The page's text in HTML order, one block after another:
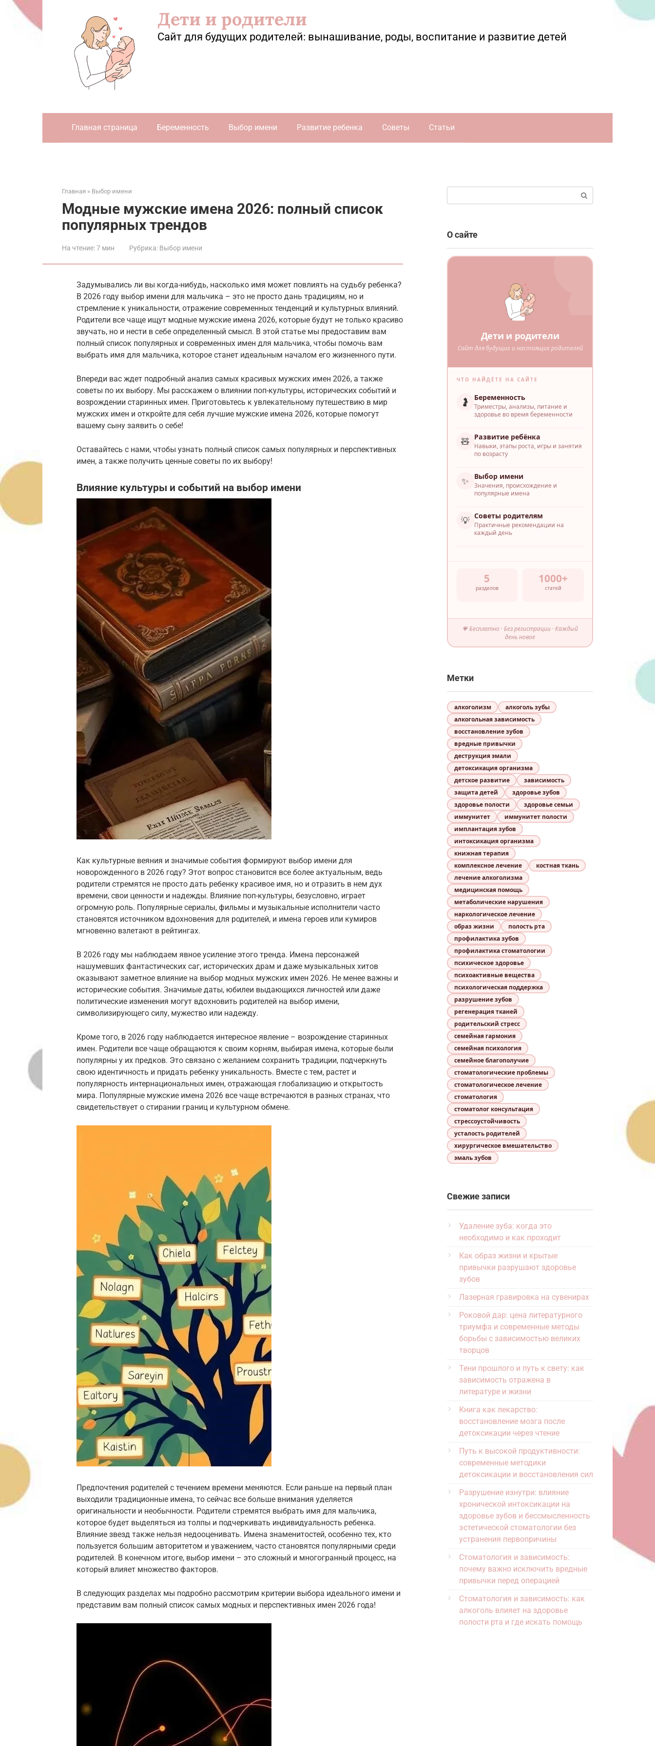
Перейти
Дети и родители
Сайт для будущих родителей: вынашивание, роды, воспитание и развитие детей
Главная страница Беременность Выбор имени Развитие ребенка Советы Статьи
Главная » Выбор имени
Модные мужские имена 2026: полный список
популярных трендов
На чтение:7 мин Рубрика: Выбор имени
Задумывались ли вы когда-нибудь, насколько имя может повлиять на судьбу ребенка?
В 2026 году выбор имени для мальчика – это не просто дань традициям, но и
стремление к уникальности, отражение современных тенденций и культурных влияний.
Родители все чаще ищут модные мужские имена 2026, которые будут не только красиво
звучать, но и нести в себе определенный смысл. В этой статье мы предоставим вам
полный список популярных и современных имен для мальчика, чтобы помочь вам
выбрать имя для мальчика, которое станет идеальным началом его жизненного пути.
Впереди вас ждет подробный анализ самых красивых мужских имен 2026, а также
советы по их выбору. Мы расскажем о влиянии поп-культуры, исторических событий и
возрождении старинных имен. Приготовьтесь к увлекательному путешествию в мир
мужских имен и откройте для себя лучшие мужские имена 2026, которые помогут
вашему сыну заявить о себе!
Оставайтесь с нами, чтобы узнать полный список самых популярных и перспективных
имен, а также получить ценные советы по их выбору!
Влияние культуры и событий на выбор имени
Как культурные веяния и значимые события формируют выбор имени для
новорожденного в 2026 году? Этот вопрос становится все более актуальным, ведь
родители стремятся не просто дать ребенку красивое имя, но и отразить в нем дух
времени, свои ценности и надежды. Влияние поп-культуры, безусловно, играет
огромную роль. Популярные сериалы, фильмы и музыкальные исполнители часто
становятся источником вдохновения для родителей, и имена героев или кумиров
мгновенно взлетают в рейтингах.
В 2026 году мы наблюдаем явное усиление этого тренда. Имена персонажей
нашумевших фантастических саг, исторических драм и даже музыкальных хитов
оказывают заметное влияние на выбор модных мужских имен 2026. Не менее важны и
исторические события. Значимые даты, юбилеи выдающихся личностей или даже
политические изменения могут вдохновить родителей на выбор имени,
символизирующего силу, мужество или надежду.
Кроме того, в 2026 году наблюдается интересное явление – возрождение старинных
имен. Родители все чаще обращаются к своим корням, выбирая имена, которые были
популярны у их предков. Это связано с желанием сохранить традиции, подчеркнуть
свою идентичность и придать ребенку уникальность. Вместе с тем, растет и
популярность интернациональных имен, отражающая глобализацию и открытость
мира. Популярные мужские имена 2026 все чаще встречаются в разных странах, что
свидетельствует о стирании границ и культурном обмене.
Предпочтения родителей с течением времени меняются. Если раньше на первый план
выходили традиционные имена, то сейчас все больше внимания уделяется
оригинальности и необычности. Родители стремятся выбрать имя для мальчика,
которое будет выделяться из толпы и подчеркивать индивидуальность ребенка.
Влияние звезд также нельзя недооценивать. Имена знаменитостей, особенно тех, кто
пользуется большим авторитетом и уважением, часто становятся популярными среди
родителей. В конечном итоге, выбор имени – это сложный и многогранный процесс, на
который влияет множество факторов.
В следующих разделах мы подробно рассмотрим критерии выбора идеального имени и
представим вам полный список самых модных и перспективных имен 2026 года!
О сайте
Дети и родители
Сайт для будущих и настоящих родителей
ЧТО НАЙДЁТЕ НА САЙТЕ
🤰 Беременность
Триместры, анализы, питание и
здоровье во время беременности
🧸 Развитие ребёнка
Навыки, этапы роста, игры и занятия
по возрасту
✨ Выбор имени
Значения, происхождение и
популярные имена
💡 Советы родителям
Практичные рекомендации на
каждый день
5
разделов
1000+
статей
💗 Бесплатно · Без регистрации · Каждый
день новое
Метки
алкоголизм
алкоголь зубы
алкогольная зависимость
восстановление зубов
вредные привычки
деструкция эмали
детоксикация организма
детское развитие
зависимость
защита детей
здоровье зубов
здоровье полости
здоровье семьи
иммунитет
иммунитет полости
имплантация зубов
интоксикация организма
книжная терапия
комплексное лечение
костная ткань
лечение алкоголизма
медицинская помощь
метаболические нарушения
наркологическое лечение
образ жизни
полость рта
профилактика зубов
профилактика стоматологии
психическое здоровье
психоактивные вещества
психологическая поддержка
разрушение зубов
регенерация тканей
родительский стресс
семейная гармония
семейная психология
семейное благополучие
стоматологические проблемы
стоматологическое лечение
стоматология
стоматолог консультация
стрессоустойчивость
усталость родителей
хирургическое вмешательство
эмаль зубов
Свежие записи
Удаление зуба: когда это
необходимо и как проходит
Как образ жизни и крытые
привычки разрушают здоровье
зубов
Лазерная гравировка на сувенирах
Роковой дар: цена литературного
триумфа и современные методы
борьбы с зависимостью великих
творцов
Тени прошлого и путь к свету: как
зависимость отражена в
литературе и жизни
Книга как лекарство:
восстановление мозга после
детоксикации через чтение
Путь к высокой продуктивности:
современные методики
детоксикации и восстановления сил
Разрушение изнутри: влияние
хронической интоксикации на
здоровье зубов и бессмысленность
эстетической стоматологии без
устранения первопричины
Стоматология и зависимость:
почему важно исключить вредные
привычки перед операцией
Стоматология и зависимость: как
алкоголь влияет на здоровье
полости рта и где искать помощь